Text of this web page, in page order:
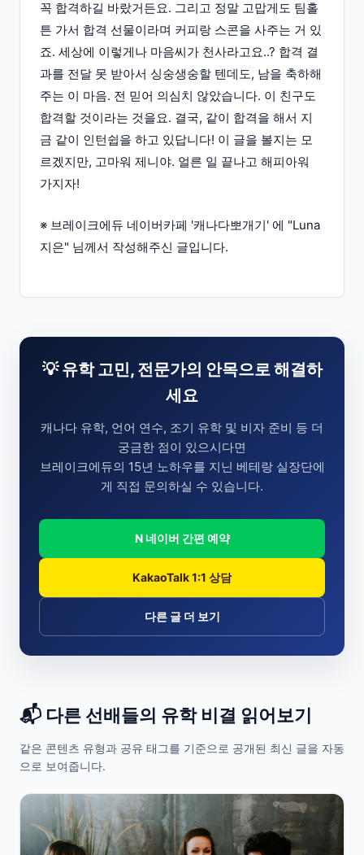
꼭 합격하길 바랐거든요. 그리고 정말 고맙게도 팀홀
튼 가서 합격 선물이라며 커피랑 스콘을 사주는 거 있
죠. 세상에 이렇게나 마음씨가 천사라고요..? 합격 결
과를 전달 못 받아서 싱숭생숭할 텐데도, 남을 축하해
주는 이 마음. 전 믿어 의심치 않았습니다. 이 친구도
합격할 것이라는 것을요. 결국, 같이 합격을 해서 지
금 같이 인턴쉽을 하고 있답니다! 이 글을 볼지는 모
르겠지만, 고마워 제니야. 얼른 일 끝나고 해피아워
가지자!
※ 브레이크에듀 네이버카페 '캐나다뽀개기' 에 "Luna
지은" 님께서 작성해주신 글입니다.
💡 유학 고민, 전문가의 안목으로 해결하
세요
캐나다 유학, 언어 연수, 조기 유학 및 비자 준비 등 더
궁금한 점이 있으시다면
브레이크에듀의 15년 노하우를 지닌 베테랑 실장단에
게 직접 문의하실 수 있습니다.
N 네이버 간편 예약
KakaoTalk 1:1 상담
다른 글 더 보기
📬 다른 선배들의 유학 비결 읽어보기
같은 콘텐츠 유형과 공유 태그를 기준으로 공개된 최신 글을 자동
으로 보여줍니다.